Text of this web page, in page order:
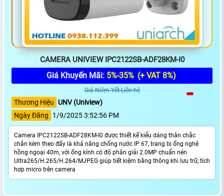
CAMERA UNIVIEW IPC2122SB-ADF28KM-I0
Giá Khuyến Mãi: 5%-35% (+ VAT 8%)
Giá Niêm Yết:Liên hệ
Thương Hiệu
UNV (Uniview)
Ngày Đăng
1/9/2025 3:52:56 PM
Camera IPC2122SB-ADF28KM-I0 được thiết kế kiểu dáng thân chắc
chắn kèm theo đấy là khả năng chống nước IP 67, trang bị ống nghệ
hồng ngoại 40m, với ống kính có độ phân giải 2.0MP chuẩn nén
Ultra265/H.265/H.264/MJPEG giúp tiết kiệm băng thông khi lưu trữ, tích
hợp micro trên camera